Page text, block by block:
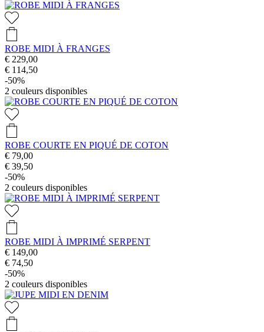
ROBE MIDI À FRANGES
€ 229,00
€ 114,50
-50%
2 couleurs disponibles
ROBE COURTE EN PIQUÉ DE COTON
€ 79,00
€ 39,50
-50%
2 couleurs disponibles
ROBE MIDI À IMPRIMÉ SERPENT
€ 149,00
€ 74,50
-50%
2 couleurs disponibles